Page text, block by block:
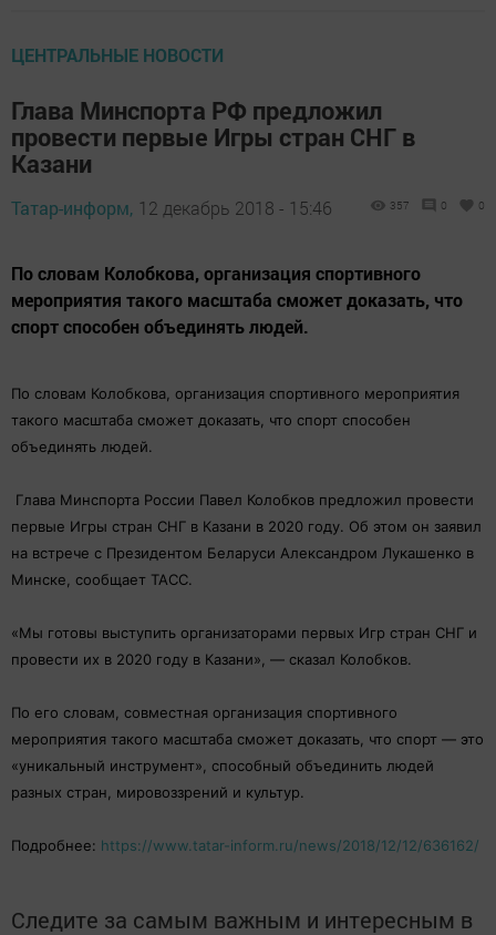
ЦЕНТРАЛЬНЫЕ НОВОСТИ
Глава Минспорта РФ предложил
провести первые Игры стран СНГ в
Казани
Татар-информ, 12 декабрь 2018 - 15:46 357 0 0
По словам Колобкова, организация спортивного
мероприятия такого масштаба сможет доказать, что
спорт способен объединять людей.
По словам Колобкова, организация спортивного мероприятия
такого масштаба сможет доказать, что спорт способен
объединять людей.
Глава Минспорта России Павел Колобков предложил провести
первые Игры стран СНГ в Казани в 2020 году. Об этом он заявил
на встрече с Президентом Беларуси Александром Лукашенко в
Минске, сообщает ТАСС.
«Мы готовы выступить организаторами первых Игр стран СНГ и
провести их в 2020 году в Казани», — сказал Колобков.
По его словам, совместная организация спортивного
мероприятия такого масштаба сможет доказать, что спорт — это
«уникальный инструмент», способный объединить людей
разных стран, мировоззрений и культур.
Подробнее: https://www.tatar-inform.ru/news/2018/12/12/636162/
Следите за самым важным и интересным в